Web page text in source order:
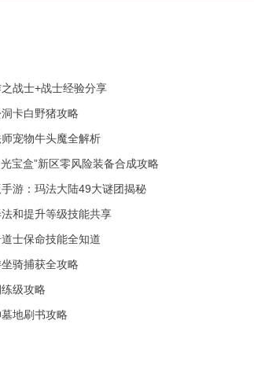
战士+战士经验分享
卡白野猪攻略
宠物牛头魔全解析
宝盒”新区零风险装备合成攻略
游：玛法大陆49大谜团揭秘
和提升等级技能共享
士保命技能全知道
骑捕获全攻略
级攻略
地刷书攻略